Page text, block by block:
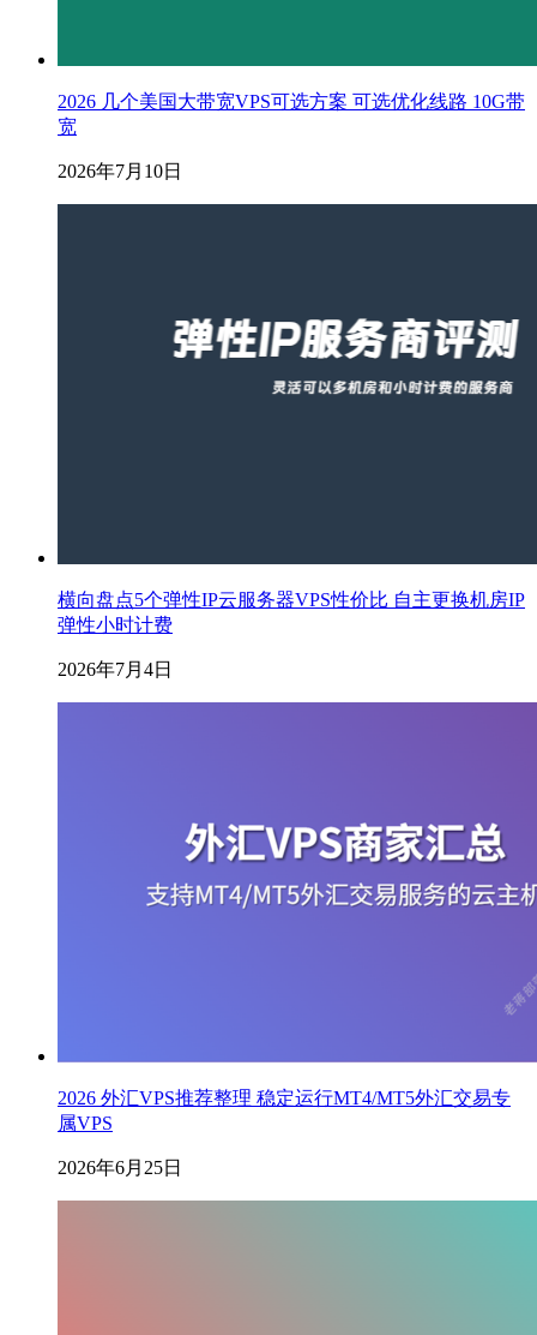
2026 几个美国大带宽VPS可选方案 可选优化线路 10G带
宽
2026年7月10日
横向盘点5个弹性IP云服务器VPS性价比 自主更换机房IP
弹性小时计费
2026年7月4日
2026 外汇VPS推荐整理 稳定运行MT4/MT5外汇交易专
属VPS
2026年6月25日